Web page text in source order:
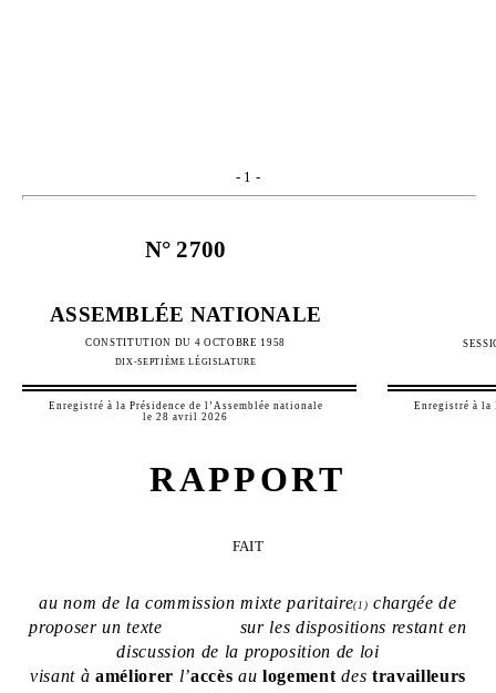
- 1 -
N° 2700
ASSEMBLÉE NATIONALE
CONSTITUTION DU 4 OCTOBRE 1958
DIX-SEPTIÈME LÉGISLATURE
Enregistré à la Présidence de l’Assemblée nationale
le 28 avril 2026
Enregistré à la
RAPPORT
FAIT
au nom de la commission mixte paritaire(1) chargée de
proposer un texte
sur les dispositions restant en
discussion de la proposition de loi
visant àaméliorer l’accès aulogement des travailleurs